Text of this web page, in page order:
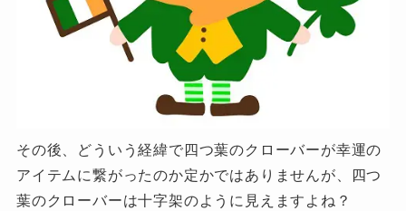
その後、どういう経緯で四つ葉のクローバーが幸運の
アイテムに繋がったのか定かではありませんが、四つ
葉のクローバーは十字架のように見えますよね？